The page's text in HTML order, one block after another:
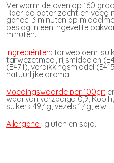
Verwarm de oven op 160
Roer de boter zacht en voeg
geheel 3 minuten op
beslag in een ingevette
minuten.
Ingrediënten: tarwebloem,
tarwezetmeel, rijsmiddelen
(E471), verdikkingsmiddel
natuurlijke aroma.
Voedingswaarde per 100gr:
waarvan verzadigd 0,9,
suikers 49,4g, vezels 1,4g,
Allergene: gluten en soja.